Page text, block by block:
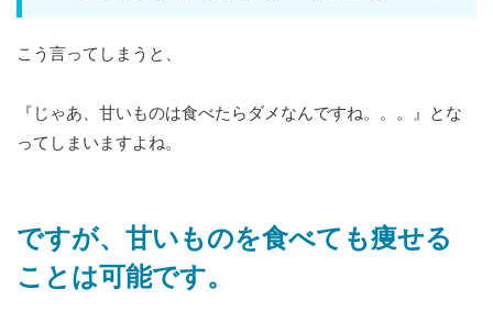
こう言ってしまうと、
『じゃあ、甘いものは食べたらダメなんですね。。。』とな
ってしまいますよね。
ですが、甘いものを食べても痩せる
ことは可能です。